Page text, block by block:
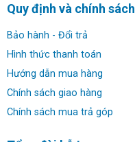
Quy định và chính sách
Bảo hành - Đổi trả
Hình thức thanh toán
Hướng dẫn mua hàng
Chính sách giao hàng
Chính sách mua trả góp